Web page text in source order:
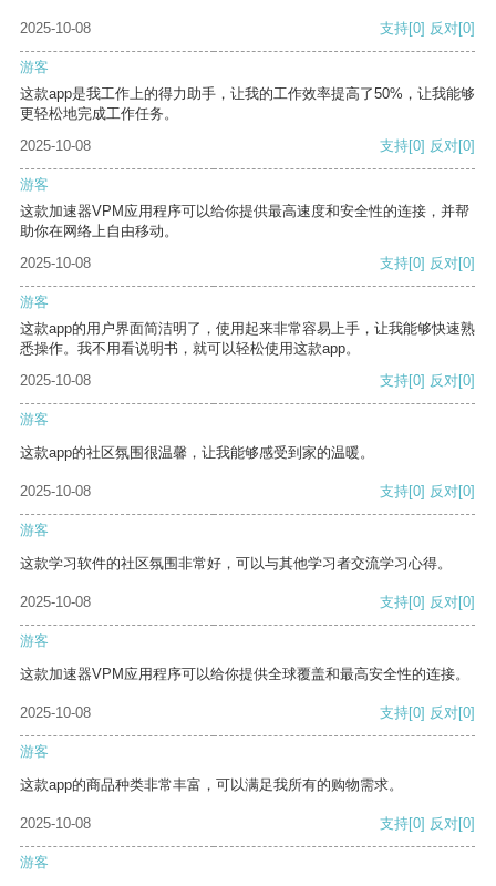
2025-10-08 支持[0] 反对[0]
游客
这款app是我工作上的得力助手，让我的工作效率提高了50%，让我能够
更轻松地完成工作任务。
2025-10-08
支持[0] 反对[0]
游客
这款加速器VPM应用程序可以给你提供最高速度和安全性的连接，并帮
助你在网络上自由移动。
2025-10-08
支持[0] 反对[0]
游客
这款app的用户界面简洁明了，使用起来非常容易上手，让我能够快速熟
悉操作。我不用看说明书，就可以轻松使用这款app。
2025-10-08
支持[0] 反对[0]
游客
这款app的社区氛围很温馨，让我能够感受到家的温暖。
2025-10-08 支持[0] 反对[0]
游客
这款学习软件的社区氛围非常好，可以与其他学习者交流学习心得。
2025-10-08 支持[0] 反对[0]
游客
这款加速器VPM应用程序可以给你提供全球覆盖和最高安全性的连接。
2025-10-08 支持[0] 反对[0]
游客
这款app的商品种类非常丰富，可以满足我所有的购物需求。
2025-10-08 支持[0] 反对[0]
游客